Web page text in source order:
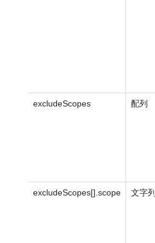
excludeScopes 配列
excludeScopes[].scope 文字列